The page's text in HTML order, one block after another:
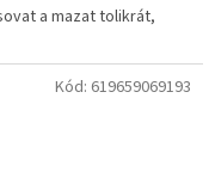
a mazat tolikrát,
Kód: 619659069193